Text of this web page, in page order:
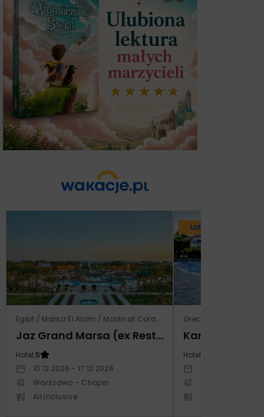
Egipt / Marsa El Alam / Madinat Coraya
Jaz Grand Marsa (ex Resta Grand Resort)
Hotel:5
10.12.2026 - 17.12.2026
Warszawa - Chopin
All Inclusive
Lato 2026
Grecja / Samos /
Kampos
Hotel:
Warszawa -